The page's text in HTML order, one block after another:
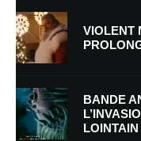
Nom*
E-mail*
VIOLENT
BANDE